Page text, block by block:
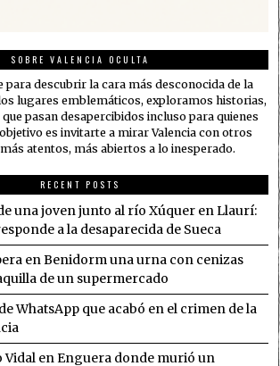
SOBRE VALENCIA OCULTA
para descubrir la cara más desconocida de la
lugares emblemáticos, exploramos historias,
pasan desapercibidos incluso para quienes
es invitarte a mirar Valencia con otros
atentos, más abiertos a lo inesperado.
RECENT POSTS
una joven junto al río Xúquer en Llaurí:
a la desaparecida de Sueca
en Benidorm una urna con cenizas
de un supermercado
WhatsApp que acabó en el crimen de la
Vidal en Enguera donde murió un